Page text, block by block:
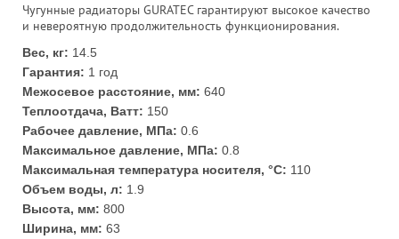
Чугунные радиаторы GURATEC гарантируют высокое качество
и невероятную продолжительность функционирования.
Вес, кг: 14.5
Гарантия: 1 год
Межосевое расстояние, мм: 640
Теплоотдача, Ватт: 150
Рабочее давление, МПа: 0.6
Максимальное давление, МПа: 0.8
Максимальная температура носителя, °С: 110
Объем воды, л: 1.9
Высота, мм: 800
Ширина, мм: 63